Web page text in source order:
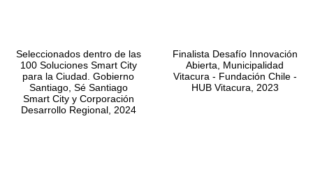
Seleccionados dentro de las
100 Soluciones Smart City
para la Ciudad. Gobierno
Santiago, Sé Santiago
Smart City y Corporación
Desarrollo Regional, 2024
Finalista Desafío Innovación
Abierta, Municipalidad
Vitacura - Fundación Chile -
HUB Vitacura, 2023